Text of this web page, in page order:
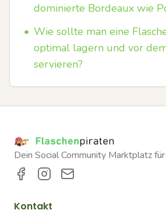
dominierte Bordeaux wie
• Wie sollte man eine
optimal lagern und vor
servieren?
Dein Social Community Marktplatz
Kontakt